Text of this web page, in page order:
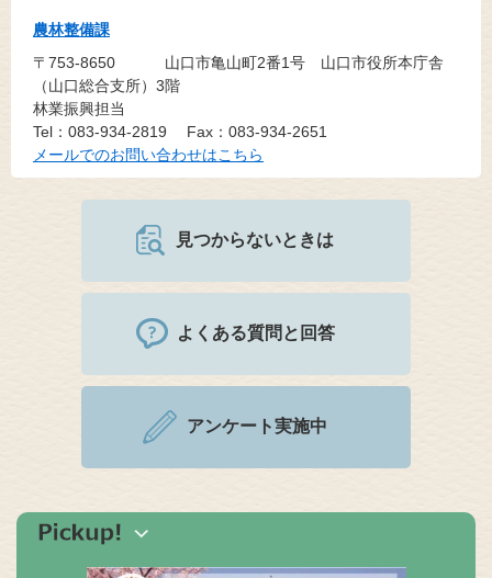
農林整備課
〒753-8650
山口市亀山町2番1号 山口市役所本庁舎
（山口総合支所）3階
林業振興担当
Tel：083-934-2819
Fax：083-934-2651
メールでのお問い合わせはこちら
見つからないときは
よくある質問と回答
アンケート実施中